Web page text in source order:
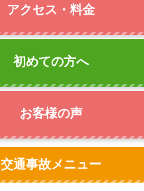
アクセス・料金
初めての方へ
お客様の声
交通事故メニュー